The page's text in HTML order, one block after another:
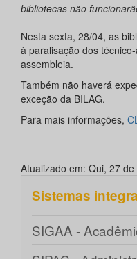
bibliotecas não
Nesta sexta, 28/04, as
à paralisação dos
assembleia.
Também não haverá
exceção da BILAG.
Para mais informações,
Atualizado em: Qui, 27
Sistemas
SIGAA -